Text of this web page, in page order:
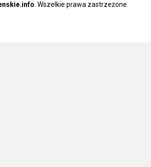
. Wszelkie prawa zastrzeżone.